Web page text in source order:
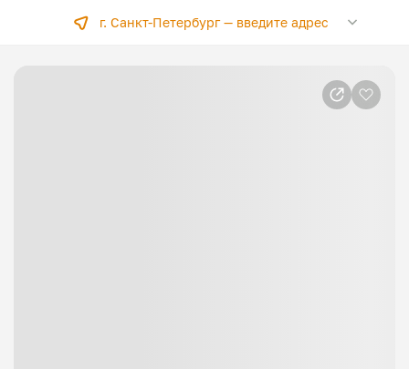
г. Санкт-Петербург —введите адрес